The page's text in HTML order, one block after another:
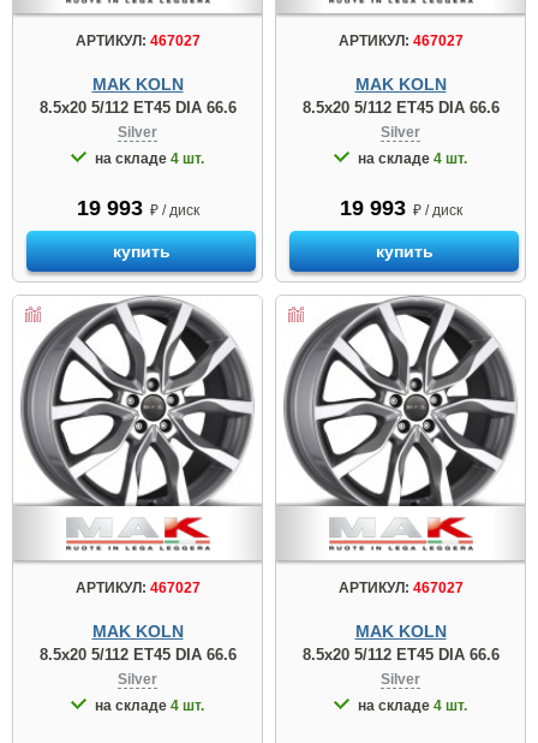
АРТИКУЛ: 467027
MAK KOLN
8.5x20 5/112 ET45 DIA 66.6
Silver
на складе 4 шт.
19 993 ₽ / диск
купить
АРТИКУЛ: 467027
MAK KOLN
8.5x20 5/112 ET45 DIA 66.6
Silver
на складе 4 шт.
19 993 ₽ / диск
купить
АРТИКУЛ: 467027
MAK KOLN
8.5x20 5/112 ET45 DIA 66.6
Silver
на складе 4 шт.
АРТИКУЛ: 467027
MAK KOLN
8.5x20 5/112 ET45 DIA 66.6
Silver
на складе 4 шт.